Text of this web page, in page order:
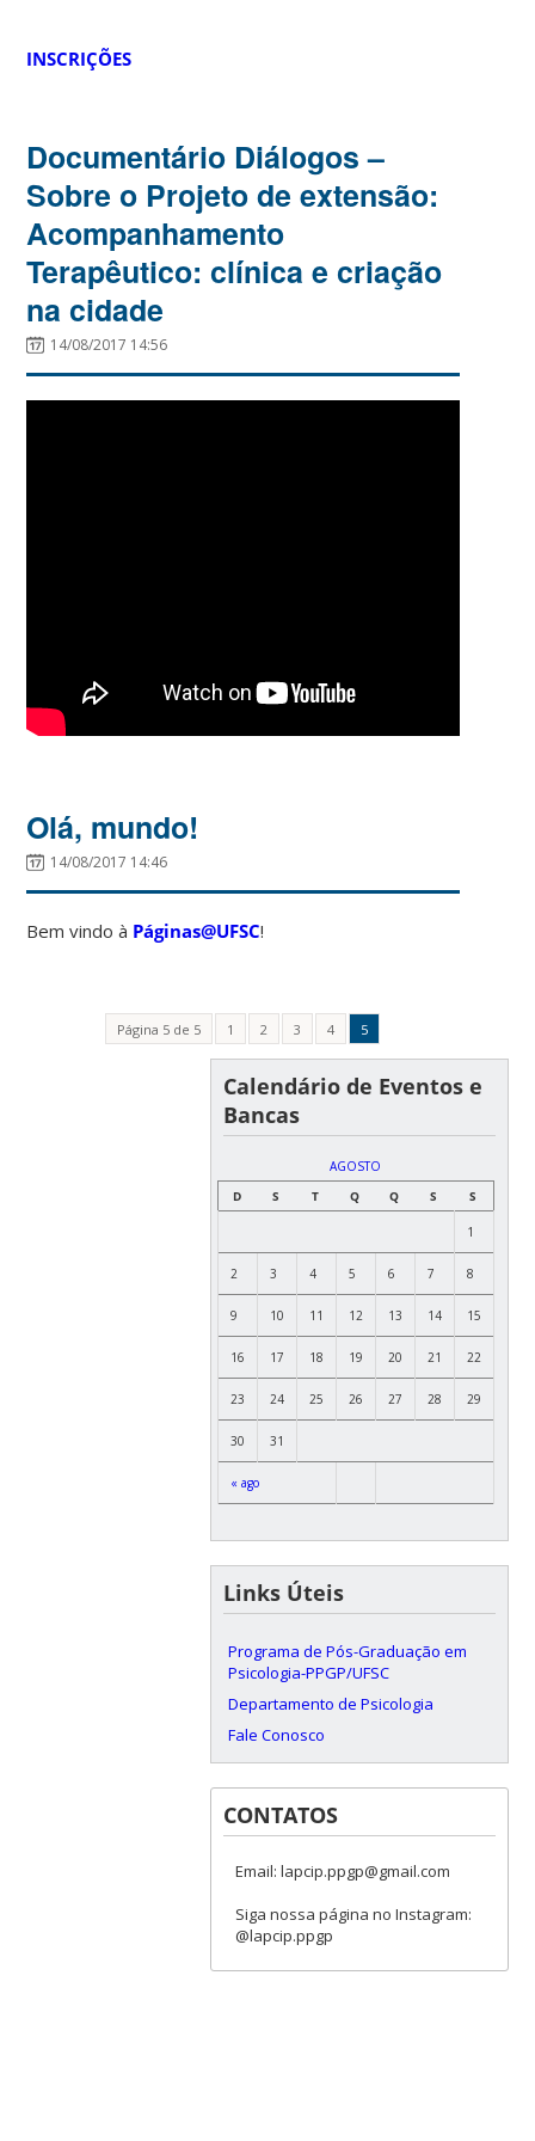
INSCRIÇÕES
Documentário Diálogos –
Sobre o Projeto de extensão:
Acompanhamento
Terapêutico: clínica e criação
na cidade
14/08/2017 14:56
Olá, mundo!
14/08/2017 14:46
Bem vindo à Páginas@UFSC!
Página 5 de 5 1 2 3 4 5
Calendário de Eventos e
Bancas
AGOSTO
D
S T Q Q S S
« ago
1
2 3 4 5 6 7 8
9 10 11 12 13 14 15
16 17 18 19 20 21 22
23 24 25 26 27 28 29
30 31
Links Úteis
Programa de Pós-Graduação em
Psicologia-PPGP/UFSC
Departamento de Psicologia
Fale Conosco
CONTATOS
Email: lapcip.ppgp@gmail.com
Siga nossa página no Instagram:
@lapcip.ppgp